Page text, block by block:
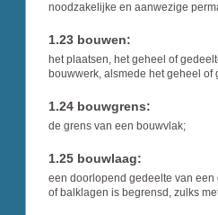
noodzakelijke en aanwezige
1.23 bouwen:
het plaatsen, het geheel of
bouwwerk, alsmede het geheel
1.24 bouwgrens:
de grens van een bouwvlak;
1.25 bouwlaag:
een doorlopend gedeelte van
of balklagen is begrensd, zulks